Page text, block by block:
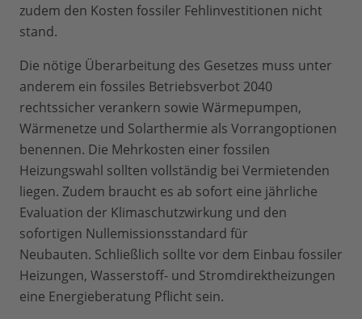
zudem den Kosten fossiler Fehlinvestitionen nicht
stand.
Die nötige Überarbeitung des Gesetzes muss unter
anderem ein fossiles Betriebsverbot 2040
rechtssicher verankern sowie Wärmepumpen,
Wärmenetze und Solarthermie als Vorrangoptionen
benennen. Die Mehrkosten einer fossilen
Heizungswahl sollten vollständig bei Vermietenden
liegen. Zudem braucht es ab sofort eine jährliche
Evaluation der Klimaschutzwirkung und den
sofortigen Nullemissionsstandard für
Neubauten. Schließlich sollte vor dem Einbau fossiler
Heizungen, Wasserstoff- und Stromdirektheizungen
eine Energieberatung Pflicht sein.